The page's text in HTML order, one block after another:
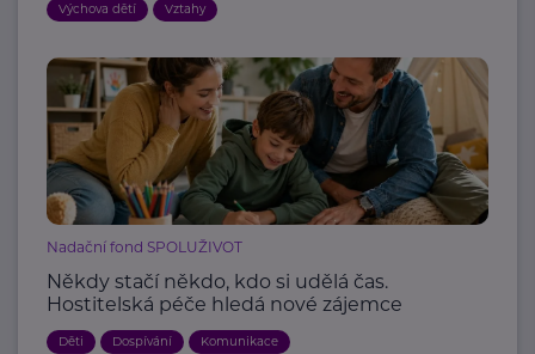
Výchova dětí Vztahy
Nadační fond SPOLUŽIVOT
Někdy stačí někdo, kdo si udělá čas.
Hostitelská péče hledá nové zájemce
Děti Dospívání Komunikace